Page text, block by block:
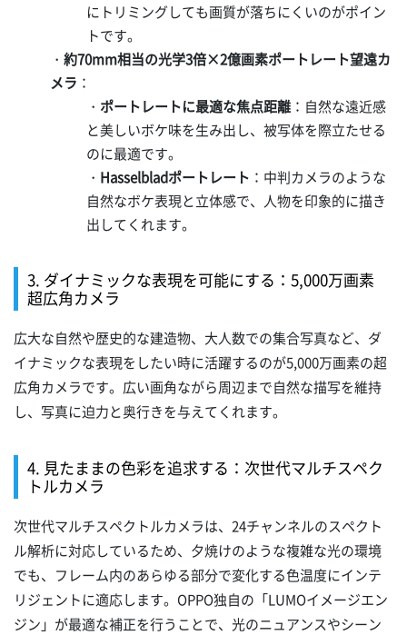
にトリミングしても画質が落ちにくいのがポイン
トです。
・ 約70mm相当の光学3倍×2億画素ポートレート望遠カ
メラ ：
・ ポートレートに最適な焦点距離 ：自然な遠近感
と美しいボケ味を生み出し、被写体を際立たせる
のに最適です。
・ Hasselbladポートレート ：中判カメラのような
自然なボケ表現と立体感で、人物を印象的に描き
出してくれます。
3. ダイナミックな表現を可能にする：5,000万画素
超広角カメラ
広大な自然や歴史的な建造物、大人数での集合写真など、ダ
イナミックな表現をしたい時に活躍するのが5,000万画素の超
広角カメラです。広い画角ながら周辺まで自然な描写を維持
し、写真に迫力と奥行きを与えてくれます。
4. 見たままの色彩を追求する：次世代マルチスペク
トルカメラ
次世代マルチスペクトルカメラは、24チャンネルのスペクト
ル解析に対応しているため、夕焼けのような複雑な光の環境
でも、フレーム内のあらゆる部分で変化する色温度にインテ
リジェントに適応します。OPPO独自の「LUMOイメージエン
ジン」が最適な補正を行うことで、光のニュアンスやシーン